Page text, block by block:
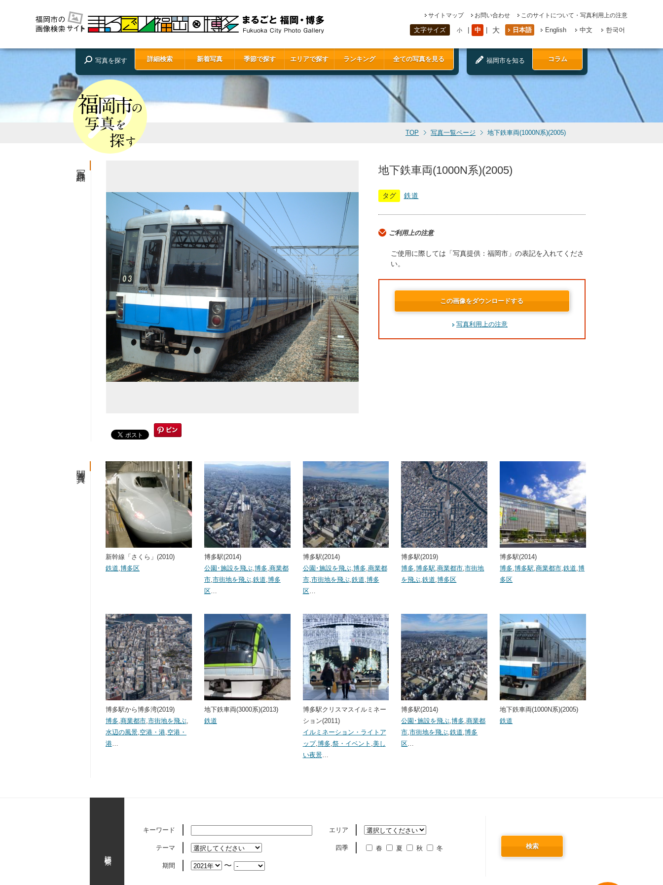
サイトマップ お問い合わせ このサイトについて・写真利用上の注意
文字サイズ 小 中 大 日本語 English 中文 한국어
写真を探す 詳細検索 新着写真 季節で探す エリアで探す ランキング 全ての写真を見る 福岡市を知る コラム
TOP 写真一覧ページ 地下鉄車両(1000N系)(2005)
地下鉄車両(1000N系)(2005)
タグ 鉄道
ご利用上の注意
ご使用に際しては「写真提供：福岡市」の表記を入れてくださ
い。
この画像をダウンロードする
写真利用上の注意
新幹線「さくら」(2010)
鉄道 博多区
博多駅(2014)
公園･施設を飛ぶ, 博多 商業都
市, 市街地を飛ぶ, 鉄道 博多
区…
博多駅(2014)
公園･施設を飛ぶ, 博多 商業都
市, 市街地を飛ぶ, 鉄道 博多
区…
博多駅(2019)
博多 ,博多駅 ,商業都市 ,市街地
を飛ぶ ,鉄道 ,博多区
博多駅(2014)
博多 ,博多駅 ,商業都市 ,鉄道 ,博
多区
博多駅から博多湾(2019)
博多 商業都市 市街地を飛ぶ
水辺の風景 空港・港 空港・
港
地下鉄車両(3000系)(2013)
鉄道
博多駅クリスマスイルミネー
ション(2011)
イルミネーション・ライトア
ップ, 博多 祭・イベント 美し
い夜景…
博多駅(2014)
公園･施設を飛ぶ ,博多 ,商業都
市 ,市街地を飛ぶ ,鉄道 ,博多
区
地下鉄車両(1000N系)(2005)
鉄道
キーワード エリア
テーマ 四季 春 夏 秋 冬
期間 〜
検索